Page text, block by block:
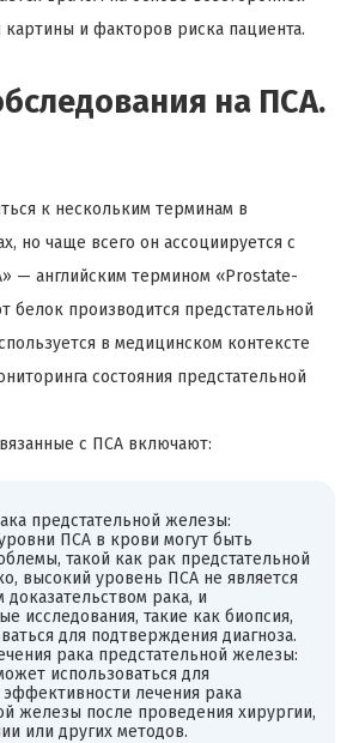
и факторов риска пациента.
на ПСА.
к нескольким терминам в
но чаще всего он ассоциируется с
— английским термином «Prostate-
белок производится предстательной
в медицинском контексте
состояния предстательной
с ПСА включают:
предстательной железы:
ПСА в крови могут быть
такой как рак предстательной
высокий уровень ПСА не является
рака, и
исследования, такие как биопсия,
для подтверждения диагноза.
рака предстательной железы:
использоваться для
лечения рака
железы после проведения хирургии,
или других методов.